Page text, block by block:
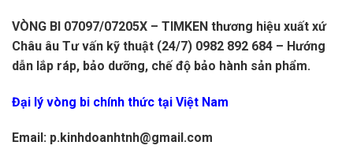
VÒNG BI 07097/07205X – TIMKEN thương hiệu xuất xứ
Châu âu Tư vấn kỹ thuật (24/7) 0982 892 684 – Hướng
dẫn lắp ráp, bảo dưỡng, chế độ bảo hành sản phẩm.
Đại lý vòng bi chính thức tại Việt Nam
Email: p.kinhdoanhtnh@gmail.com